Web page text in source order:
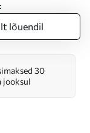
lõuendil
30
jooksul